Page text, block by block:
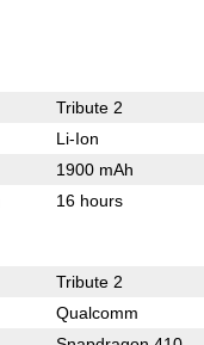
Tribute 2
Li-Ion
1900 mAh
16 hours
Tribute 2
Qualcomm